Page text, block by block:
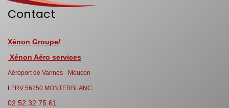
Contact
Xénon Groupe/
Xénon Aéro services
Aéroport de Vannes - Meucon
LFRV 56250 MONTERBLANC
02.52.32.75.61